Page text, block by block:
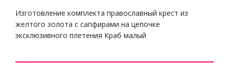
Изготовление комплекта православный крест из
желтого золота с сапфирами на цепочке
эксклюзивного плетения Краб малый